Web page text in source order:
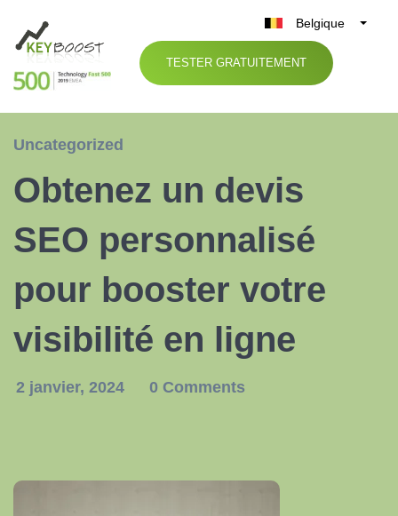
Belgique
België
Nederland
España
TESTER GRATUITEMENT
Uncategorized
Obtenez un devis
SEO personnalisé
pour booster votre
visibilité en ligne
2 janvier, 2024 0 Comments